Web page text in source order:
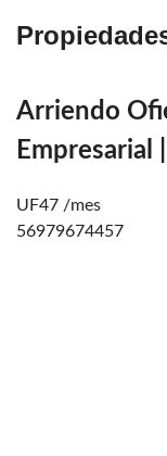
Arriendo
Empresarial
UF47 /mes
56979674457